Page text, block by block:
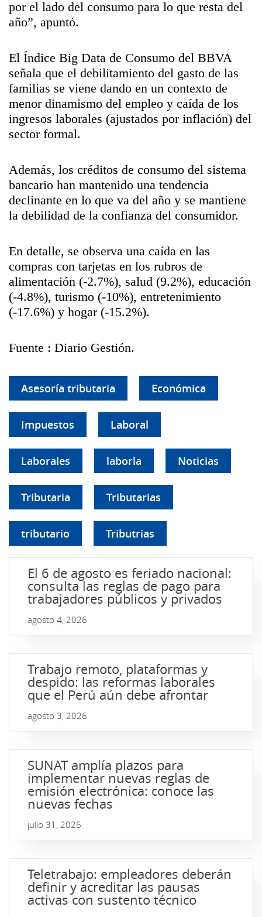
por el lado del consumo para lo que resta del
año”, apuntó.
El Índice Big Data de Consumo del BBVA
señala que el debilitamiento del gasto de las
familias se viene dando en un contexto de
menor dinamismo del empleo y caída de los
ingresos laborales (ajustados por inflación) del
sector formal.
Además, los créditos de consumo del sistema
bancario han mantenido una tendencia
declinante en lo que va del año y se mantiene
la debilidad de la confianza del consumidor.
En detalle, se observa una caída en las
compras con tarjetas en los rubros de
alimentación (-2.7%), salud (9.2%), educación
(-4.8%), turismo (-10%), entretenimiento
(-17.6%) y hogar (-15.2%).
Fuente : Diario Gestión.
Asesoría tributaria Económica
Impuestos Laboral
Laborales laborla Noticias
Tributaria Tributarias
tributario Tributrias
El 6 de agosto es feriado nacional:
consulta las reglas de pago para
trabajadores públicos y privados
agosto 4, 2026
Trabajo remoto, plataformas y
despido: las reformas laborales
que el Perú aún debe afrontar
agosto 3, 2026
SUNAT amplía plazos para
implementar nuevas reglas de
emisión electrónica: conoce las
nuevas fechas
julio 31, 2026
Teletrabajo: empleadores deberán
definir y acreditar las pausas
activas con sustento técnico